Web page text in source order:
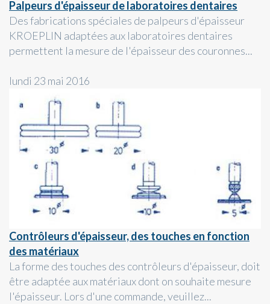
Palpeurs d'épaisseur de laboratoires dentaires
Des fabrications spéciales de palpeurs d'épaisseur
KROEPLIN adaptées aux laboratoires dentaires
permettent la mesure de l'épaisseur des couronnes...
lundi 23 mai 2016
Contrôleurs d'épaisseur, des touches en fonction
des matériaux
La forme des touches des contrôleurs d'épaisseur, doit
être adaptée aux matériaux dont on souhaite mesure
l'épaisseur. Lors d'une commande, veuillez...